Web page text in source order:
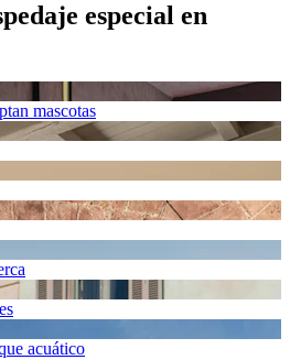
especial en
mascotas
acuático